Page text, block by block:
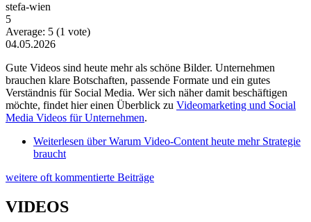
stefa-wien
5
Average: 5 (1 vote)
04.05.2026
Gute Videos sind heute mehr als schöne Bilder. Unternehmen
brauchen klare Botschaften, passende Formate und ein gutes
Verständnis für Social Media. Wer sich näher damit beschäftigen
möchte, findet hier einen Überblick zu Videomarketing und Social
Media Videos für Unternehmen.
Weiterlesen über Warum Video-Content heute mehr Strategie
braucht
weitere oft kommentierte Beiträge
VIDEOS